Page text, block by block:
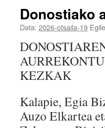
Donostiako
Data: 2026-otsaila-19
KEZKAK
Kalapie, Egia
Auzo Elkartea